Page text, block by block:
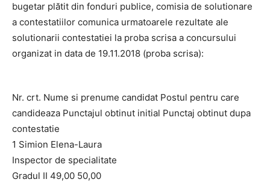
bugetar plătit din fonduri publice, comisia de solutionare
a contestatiilor comunica urmatoarele rezultate ale
solutionarii contestatiei la proba scrisa a concursului
organizat in data de 19.11.2018 (proba scrisa):
Nr. crt. Nume si prenume candidat Postul pentru care
candideaza Punctajul obtinut initial Punctaj obtinut dupa
contestatie
1 Simion Elena-Laura
Inspector de specialitate
Gradul II 49,00 50,00